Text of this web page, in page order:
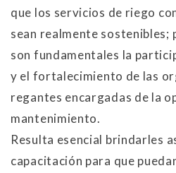
que los servicios de riego
sean realmente sostenibles;
son fundamentales la
y el fortalecimiento de las
regantes encargadas de la
mantenimiento.
Resulta esencial brindarles
capacitación para que